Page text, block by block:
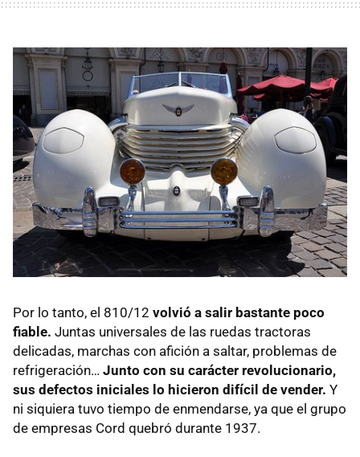
Por lo tanto, el 810/12 volvió a salir bastante poco
fiable. Juntas universales de las ruedas tractoras
delicadas, marchas con afición a saltar, problemas de
refrigeración… Junto con su carácter revolucionario,
sus defectos iniciales lo hicieron difícil de vender. Y
ni siquiera tuvo tiempo de enmendarse, ya que el grupo
de empresas Cord quebró durante 1937.